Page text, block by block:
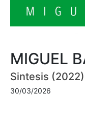
MIGUEL
Sintesis (2022)
30/03/2026